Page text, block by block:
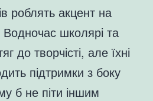
роблять акцент на
Водночас школярі та
до творчісті, але їхні
підтримки з боку
б не піти іншим